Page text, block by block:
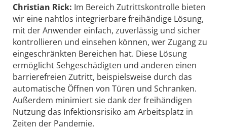
Christian Rick: Im Bereich Zutrittskontrolle bieten
wir eine nahtlos integrierbare freihändige Lösung,
mit der Anwender einfach, zuverlässig und sicher
kontrollieren und einsehen können, wer Zugang zu
eingeschränkten Bereichen hat. Diese Lösung
ermöglicht Sehgeschädigten und anderen einen
barrierefreien Zutritt, beispielsweise durch das
automatische Öffnen von Türen und Schranken.
Außerdem minimiert sie dank der freihändigen
Nutzung das Infektionsrisiko am Arbeitsplatz in
Zeiten der Pandemie.